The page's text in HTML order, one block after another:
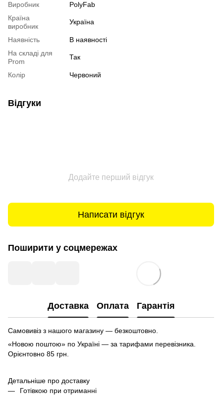
Виробник
PolyFab
Країна
виробник
Україна
Наявність
В наявності
На складі для
Prom
Так
Колір Червоний
Відгуки
Додайте перший відгук
Написати відгук
Поширити у соцмережах
Доставка Оплата Гарантія
Самовивіз з нашого магазину — безкоштовно.
«Новою поштою» по Україні — за тарифами перевізника.
Орієнтовно 85 грн.
Детальніше про доставку
Готівкою при отриманні